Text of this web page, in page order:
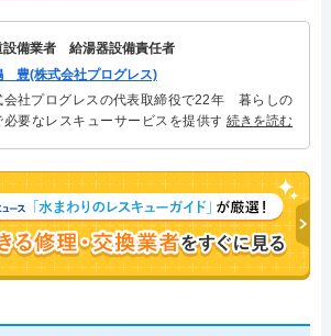
設備業者 給湯器設備責任者
豊(株式会社プログレス)
会社プログレスの代表取締役で22年 暮らしの
必要なレスキューサービスを提供する株式会社
多くのお客様に信頼される「給湯器」のスペシ
スト。
続きを読む